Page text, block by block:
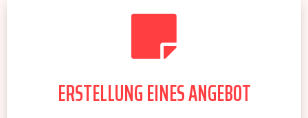
ERSTELLUNG EINES ANGEBOT